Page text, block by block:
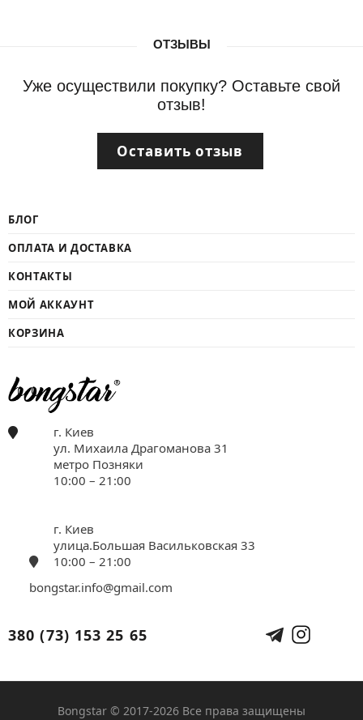
ОТЗЫВЫ
Уже осуществили покупку? Оставьте свой
отзыв!
Оставить отзыв
БЛОГ
ОПЛАТА И ДОСТАВКА
КОНТАКТЫ
МОЙ АККАУНТ
КОРЗИНА
г. Киев
ул. Михаила Драгоманова 31
метро Позняки
10:00 – 21:00
г. Киев
улица.Большая Васильковская 33
10:00 – 21:00
bongstar.info@gmail.com
380 (73) 153 25 65
Bongstar © 2017-2026 Все права защищены